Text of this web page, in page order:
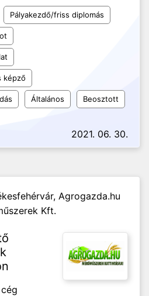
Pályakezdő/friss diplomás
képző
Általános Beosztott
2021. 06. 30.
Agrogazda.hu
Kft.